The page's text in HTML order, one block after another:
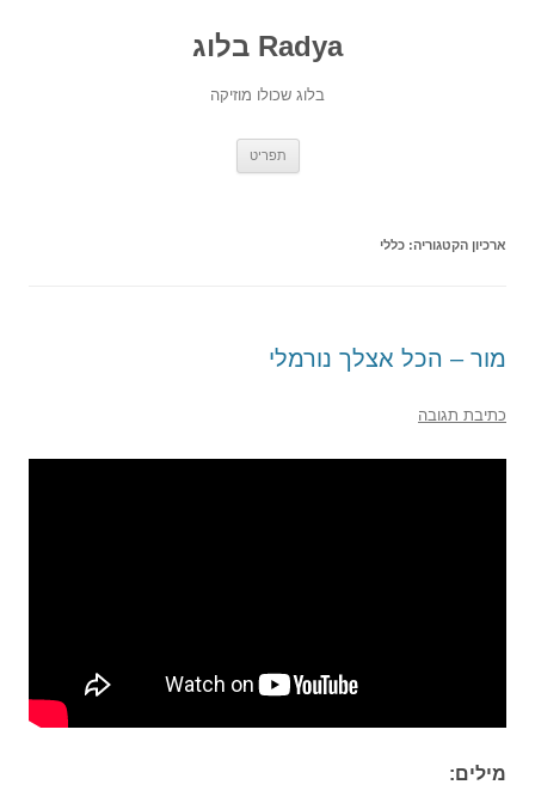
Radya בלוג
בלוג שכולו מוזיקה
תפריט
ארכיון הקטגוריה: כללי
מור – הכל אצלך נורמלי
כתיבת תגובה
מילים: